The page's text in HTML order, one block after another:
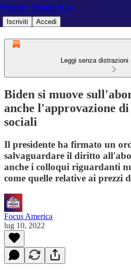
Focus America
Iscriviti Accedi
Leggi senza
Biden si muove
anche l'approvazione
sociali
Il presidente ha firmato un
salvaguardare il diritto
anche i colloqui riguardanti
come quelle relative ai prezzi
Focus America
lug 10, 2022